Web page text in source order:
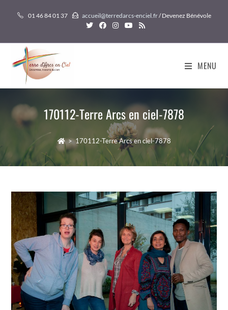
01 46 84 01 37 accueil@terredarcs-enciel.fr/ Devenez Bénévole
MENU
170112-Terre Arcs en ciel-7878
> 170112-Terre Arcs en ciel-7878